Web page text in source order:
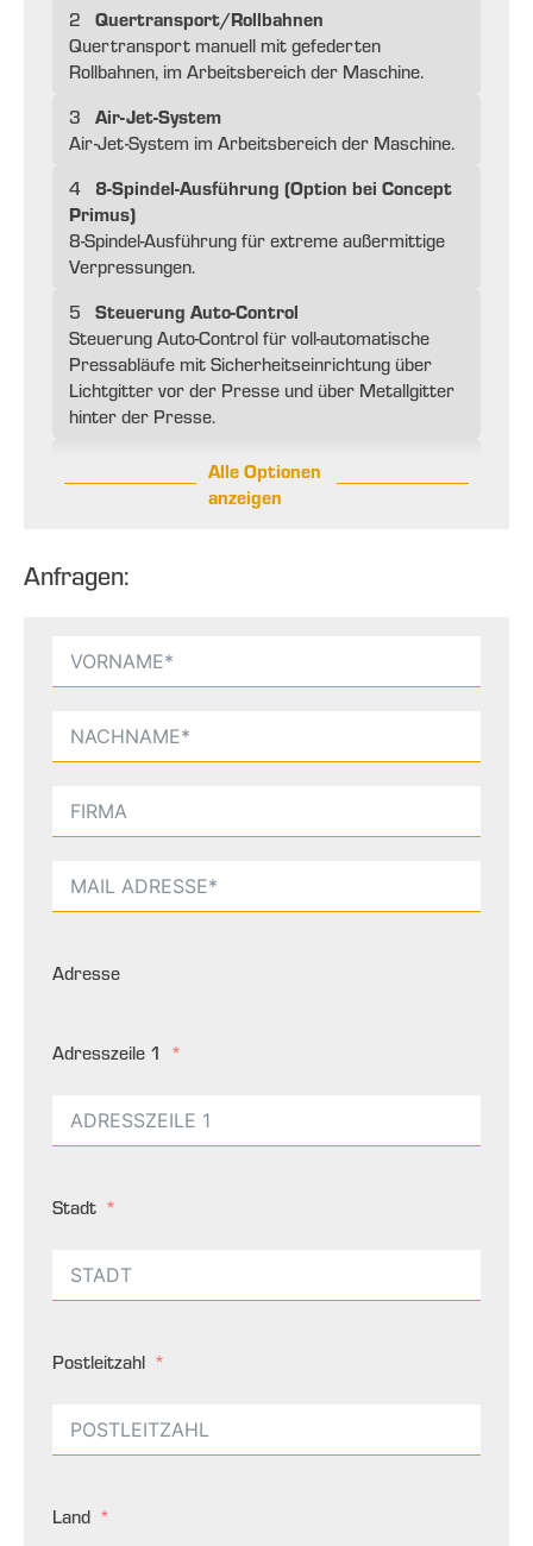
2 Quertransport/Rollbahnen
Quertransport manuell mit gefederten
Rollbahnen, im Arbeitsbereich der Maschine.
3
Air-Jet-System
Air-Jet-System im Arbeitsbereich der Maschine.
4 8-Spindel-Ausführung (Option bei Concept
Primus)
8-Spindel-Ausführung für extreme außermittige
Verpressungen.
5
Steuerung Auto-Control
Steuerung Auto-Control für voll-automatische
Pressabläufe mit Sicherheitseinrichtung über
Lichtgitter vor der Presse und über Metallgitter
hinter der Presse.
Alle Optionen
anzeigen
Anfragen:
Adresse
Adresszeile 1
Stadt
Postleitzahl
Land